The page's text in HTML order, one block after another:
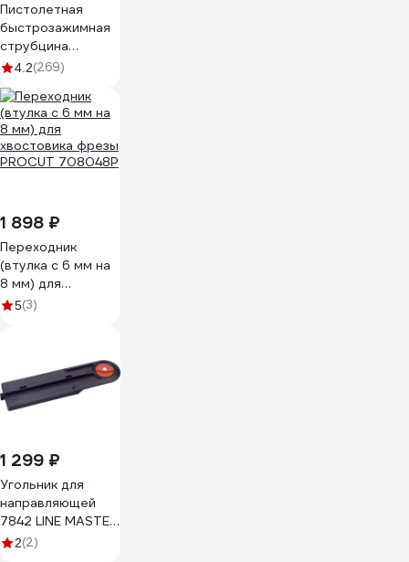
Пистолетная
быстрозажимная
струбцина
КОБАЛЬТ 600 мм
4.2(269)
1 898 ₽
Переходник
(втулка с 6 мм на
8 мм) для
хвостовика фрезы
5(3)
1 299 ₽
Угольник для
направляющей
7842 LINE MASTER
KWB 7843-00
2(2)